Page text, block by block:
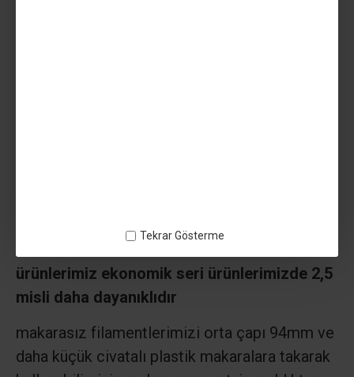
Tekrar Gösterme
olması gereken modellerde lüx seri
ürünlerimiz ekonomik seri ürünlerimizde 2,5
misli daha dayanıklıdır
makarasız filamentlerimizi orta çapı 94mm ve
daha küçük civatalı plastik makaralara takarak